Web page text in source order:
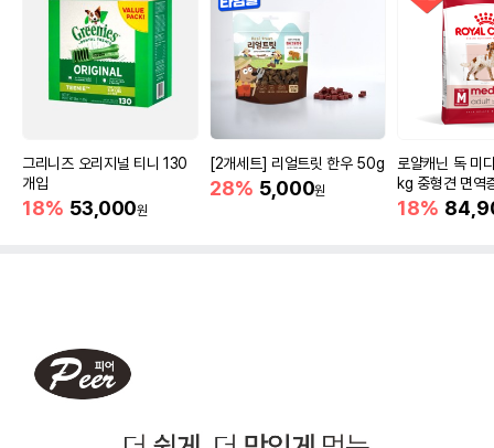
그리니즈 오리지널 티니 130
개입
18% 53,000원
[2개세트] 리얼트릿 한우 50g
28% 5,000원
로얄캐닌 독 미
kg 중형견 면역
18%